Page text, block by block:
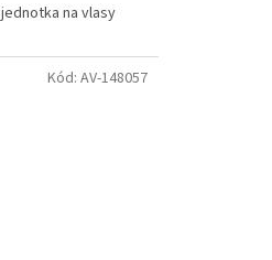
na vlasy
Kód: AV-148057